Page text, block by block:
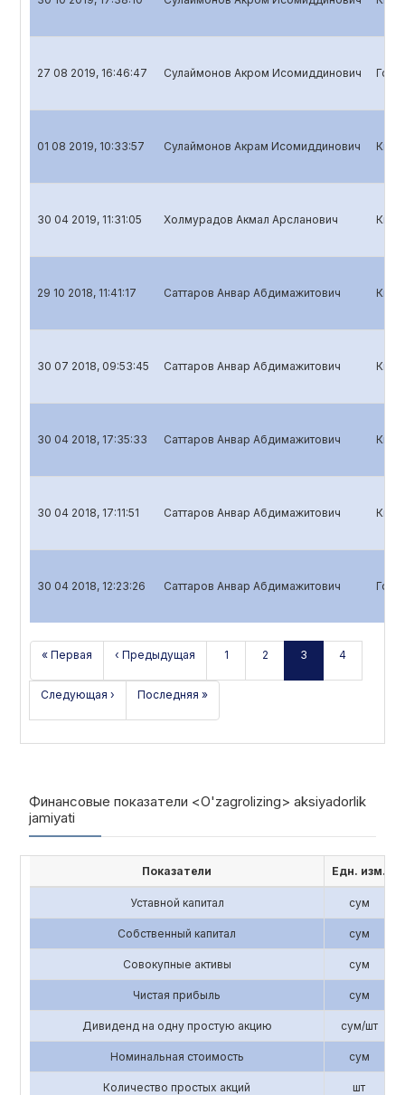
27 08 2019, 16:46:47 Сулаймонов Акром Исомиддинович
01 08 2019, 10:33:57 Сулаймонов Акрам Исомиддинович
30 04 2019, 11:31:05 Холмурадов Акмал Арсланович
29 10 2018, 11:41:17 Саттаров Анвар Абдимажитович
30 07 2018, 09:53:45 Саттаров Анвар Абдимажитович
30 04 2018, 17:35:33 Саттаров Анвар Абдимажитович
30 04 2018, 17:11:51 Саттаров Анвар Абдимажитович
30 04 2018, 12:23:26 Саттаров Анвар Абдимажитович
« Первая ‹ Предыдущая 1 2 3 4
Следующая › Последняя »
Финансовые показатели <O'zagrolizing> aksiyadorlik
jamiyati
Показатели Едн. изм.
Уставной капитал сум
Собственный капитал сум
Совокупные активы сум
Чистая прибыль сум
Дивиденд на одну простую акцию сум/шт
Номинальная стоимость сум
Количество простых акций шт